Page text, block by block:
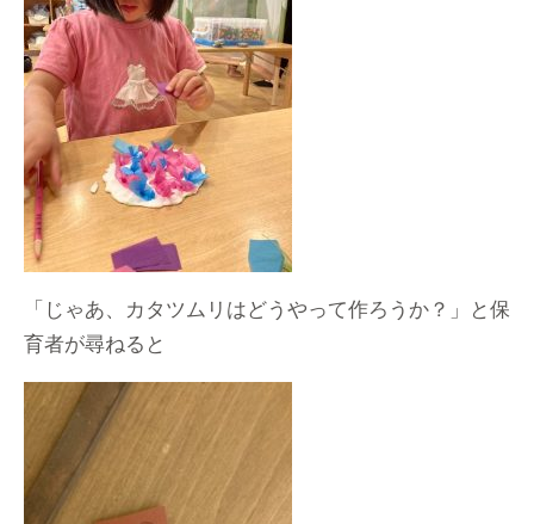
「じゃあ、カタツムリはどうやって作ろうか？」と保
育者が尋ねると